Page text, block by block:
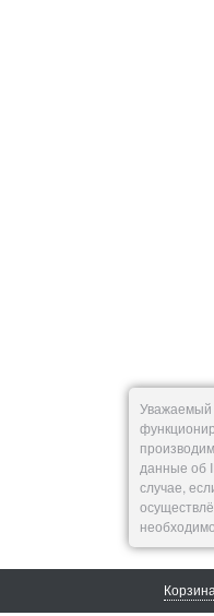
Корзина
Уважаемый
данные об
случае,